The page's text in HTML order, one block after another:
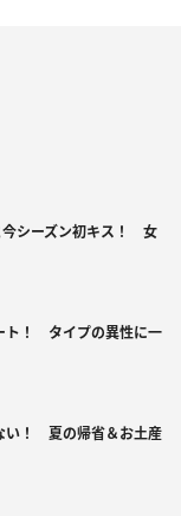
今シーズン初キス！ 女
ト！ タイプの異性に一
い！ 夏の帰省＆お土産